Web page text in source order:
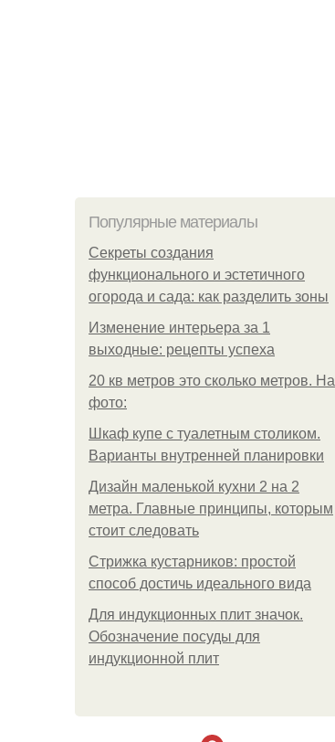
Популярные материалы
Секреты создания
функционального и эстетичного
огорода и сада: как разделить зоны
Изменение интерьера за 1
выходные: рецепты успеха
20 кв метров это сколько метров. На
фото:
Шкаф купе с туалетным столиком.
Варианты внутренней планировки
Дизайн маленькой кухни 2 на 2
метра. Главные принципы, которым
стоит следовать
Стрижка кустарников: простой
способ достичь идеального вида
Для индукционных плит значок.
Обозначение посуды для
индукционной плит